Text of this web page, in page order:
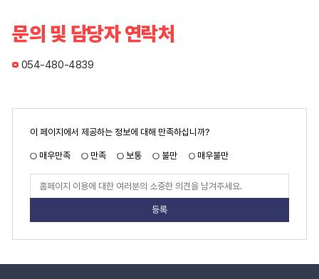
문의 및 담당자 연락처
054-480-4839
페
이
만
도
이 페이지에서 제공하는 정보에 대해 만족하십니까?
매우만족 만족 보통 불만
매우불만
페
도
가